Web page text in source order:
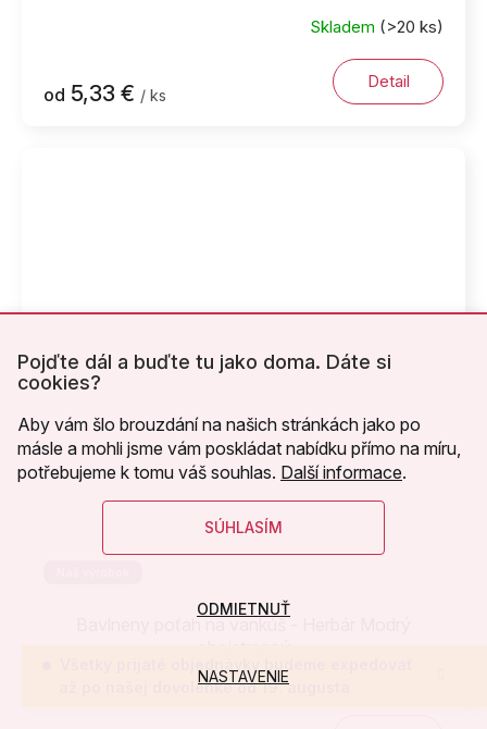
Pojďte dál a buďte tu jako doma. Dáte si
cookies?
Aby vám šlo brouzdání na našich stránkách jako po
másle a mohli jsme vám poskládat nabídku přímo na míru,
potřebujeme k tomu váš souhlas. Další informace.
SÚHLASÍM
NASTAVENIE
ODMIETNUŤ
až po našej dovolenke od 19. augusta
Skladem (>20 ks)
od 5,33 € / ks
Detail
Bavlneny poťah na vankúš - Herbár Modrý